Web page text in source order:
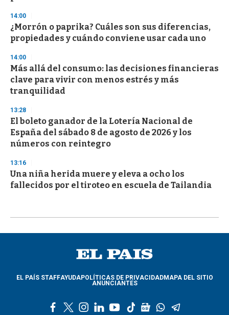
14:00
¿Morrón o paprika? Cuáles son sus diferencias,
propiedades y cuándo conviene usar cada uno
14:00
Más allá del consumo: las decisiones financieras
clave para vivir con menos estrés y más
tranquilidad
13:28
El boleto ganador de la Lotería Nacional de
España del sábado 8 de agosto de 2026 y los
números con reintegro
13:16
Una niña herida muere y eleva a ocho los
fallecidos por el tiroteo en escuela de Tailandia
EL PAÍS STAFFAYUDAPOLÍTICAS DE PRIVACIDADMAPA DEL SITIO
ANUNCIANTES
l
y
t
g
w